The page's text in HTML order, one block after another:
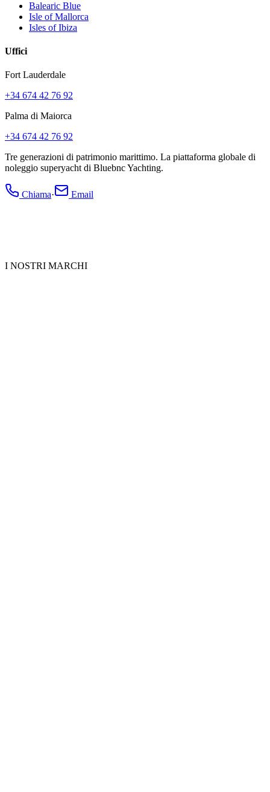
Balearic Blue
Isle of Mallorca
Isles of Ibiza
Uffici
Fort Lauderdale
+34 674 42 76 92
Palma di Maiorca
+34 674 42 76 92
Tre generazioni di patrimonio marittimo. La piattaforma globale di
noleggio superyacht di Bluebnc Yachting.
Chiama· Email
I NOSTRI MARCHI